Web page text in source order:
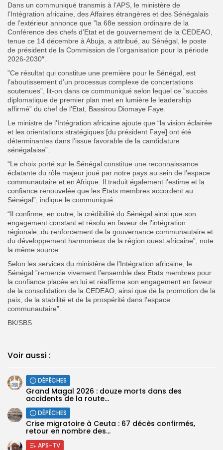
Dans un communiqué transmis à l’APS, le ministère de
l’Intégration africaine, des Affaires étrangères et des Sénégalais
de l’extérieur annonce que ”la 68e session ordinaire de la
Conférence des chefs d’Etat et de gouvernement de la CEDEAO,
tenue ce 14 décembre à Abuja, a attribué, au Sénégal, le poste
de président de la Commission de l’organisation pour la période
2026-2030″.
”Ce résultat qui constitue une première pour le Sénégal, est
l’aboutissement d’un processus complexe de concertations
soutenues”, lit-on dans ce communiqué selon lequel ce ”succès
diplomatique de premier plan met en lumière le leadership
affirmé” du chef de l’Etat, Bassirou Diomaye Faye.
Le ministre de l’Intégration africaine ajoute que “la vision éclairée
et les orientations stratégiques [du président Faye] ont été
déterminantes dans l’issue favorable de la candidature
sénégalaise”.
“Le choix porté sur le Sénégal constitue une reconnaissance
éclatante du rôle majeur joué par notre pays au sein de l’espace
communautaire et en Afrique. Il traduit également l’estime et la
confiance renouvelée que les Etats membres accordent au
Sénégal”, indique le communiqué.
“Il confirme, en outre, la crédibilité du Sénégal ainsi que son
engagement constant et résolu en faveur de l’intégration
régionale, du renforcement de la gouvernance communautaire et
du développement harmonieux de la région ouest africaine”, note
la même source.
Selon les services du ministère de l’Intégration africaine, le
Sénégal ”remercie vivement l’ensemble des Etats membres pour
la confiance placée en lui et réaffirme son engagement en faveur
de la consolidation de la CEDEAO, ainsi que de la promotion de la
paix, de la stabilité et de la prospérité dans l’espace
communautaire”.
BK/SBS
Voir aussi :
DÉPÊCHES
Grand Magal 2026 : douze morts dans des
accidents de la route...
DÉPÊCHES
Crise migratoire à Ceuta : 67 décès confirmés,
retour en nombre des...
APS-TV